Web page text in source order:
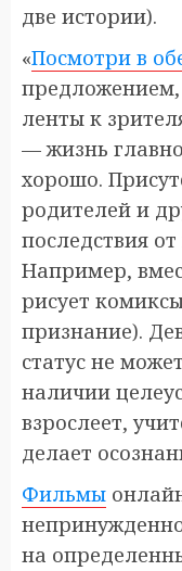
две истории).
«Посмотри в
ленты к
— жизнь
хорошо.
родителей и
последствия
Например,
рисует
признание).
статус не
наличии
взрослеет,
делает
Фильмы
на